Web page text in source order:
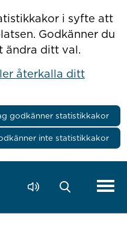
i syfte att
Godkänner du
ändra ditt val.
återkalla ditt
godkänner statistikkakor
inte statistikkakor